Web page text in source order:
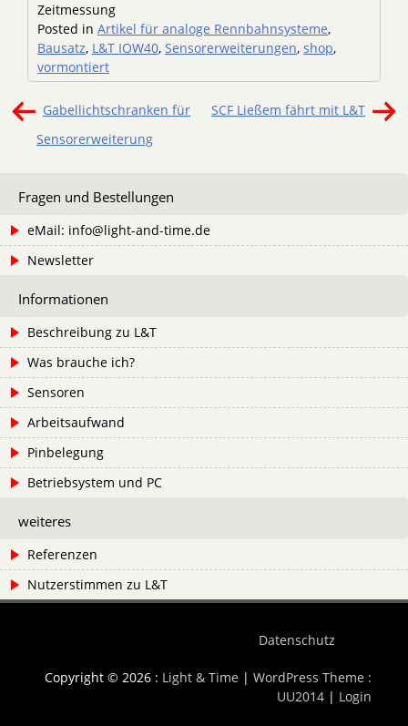
Zeitmessung
Posted in Artikel für analoge Rennbahnsysteme,
Bausatz, L&T IOW40, Sensorerweiterungen, shop,
vormontiert
Beitragsnavigation
Gabellichtschranken für
Sensorerweiterung
SCF Ließem fährt mit L&T
Fragen und Bestellungen
eMail: info@light-and-time.de
Newsletter
Informationen
Beschreibung zu L&T
Was brauche ich?
Sensoren
Arbeitsaufwand
Pinbelegung
Betriebsystem und PC
weiteres
Referenzen
Nutzerstimmen zu L&T
Datenschutz
Copyright © 2026 : Light & Time | WordPress Theme :
UU2014 | Login